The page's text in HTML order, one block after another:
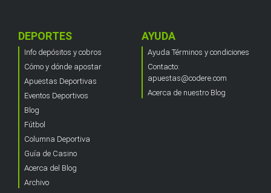
DEPORTES
Info depósitos y cobros
Cómo y dónde apostar
Apuestas Deportivas
Eventos Deportivos
Blog
Fútbol
Columna Deportiva
Guía de Casino
Acerca del Blog
Archivo
AYUDA
Ayuda Términos y condiciones
Contacto:
apuestas@codere.com
Acerca de nuestro Blog